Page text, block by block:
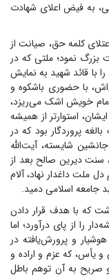
به فیض اعلای شهادت
کلمه حق، صیانت از
بزرگ نمود؛ ملتی که در
با قائد شهید به نمایش
با حضوری باشکوه و
خویش اشک می‌ریزد،
استوارتر از همیشه
پروردگار بود که در
شایسته، آیت‌الله
سنت دیرین صالح بعد از
ملت داغدار نهاد، آلام
جامعه اسلامی دمید.
که با هدف قرار دادن
را از پای درآورد؛ اما
و پرورش‌یافته در
یأس، که عزم و اراده و
صریح به آن توهم باطل